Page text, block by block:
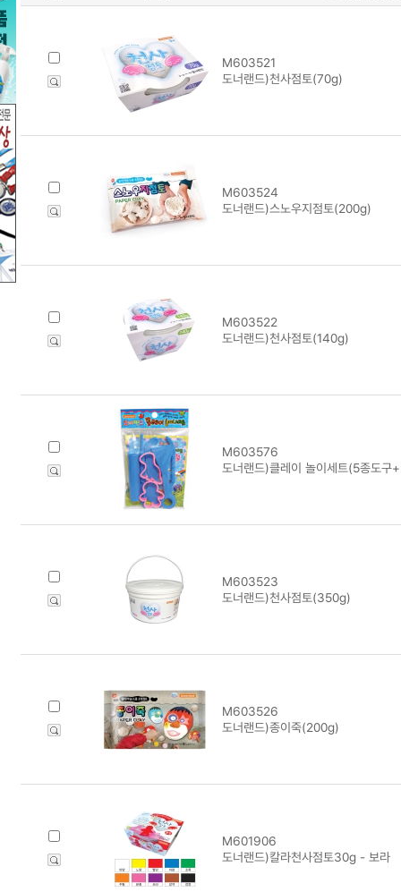
M603521
도너랜드)천사점토(70g)
M603524
도너랜드)스노우지점토(200g)
M603522
도너랜드)천사점토(140g)
M603576
도너랜드)클레이 놀이세트(5종도구
M603523
도너랜드)천사점토(350g)
M603526
도너랜드)종이죽(200g)
M601906
도너랜드)칼라천사점토30g - 보라